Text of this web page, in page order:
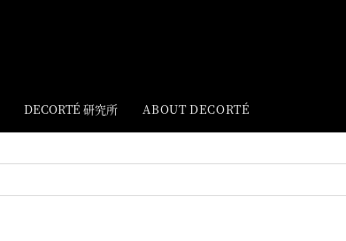
DECORTÉ 研究所 ABOUT DECORTÉ